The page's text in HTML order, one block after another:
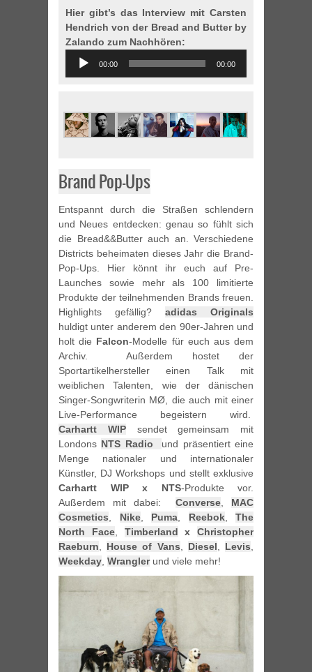
Hier gibt’s das Interview mit Carsten
Hendrich von der Bread and Butter by
Zalando zum Nachhören:
Audio
Player
00:00 00:00
Brand Pop-Ups
Entspannt durch die Straßen schlendern
und Neues entdecken: genau so fühlt sich
die Bread&&Butter auch an. Verschiedene
Districts beheimaten dieses Jahr die Brand-
Pop-Ups. Hier könnt ihr euch auf Pre-
Launches sowie mehr als 100 limitierte
Produkte der teilnehmenden Brands freuen.
Highlights gefällig? adidas Originals
huldigt unter anderem den 90er-Jahren und
holt die Falcon-Modelle für euch aus dem
Archiv. Außerdem hostet der
Sportartikelhersteller einen Talk mit
weiblichen Talenten, wie der dänischen
Singer-Songwriterin MØ, die auch mit einer
Live-Performance begeistern wird.
Carhartt WIPsendet gemeinsam mit
Londons NTS Radio und präsentiert eine
Menge nationaler und internationaler
Künstler, DJ Workshops und stellt exklusive
Carhartt WIP x NTS-Produkte vor.
Außerdem mit dabei:Converse
MAC
Cosmetics
Nike, Puma Reebok, The
North Face, Timberland x
Christopher
Raeburn
House of Vans Diesel Levis
Weekday Wranglerund viele mehr!